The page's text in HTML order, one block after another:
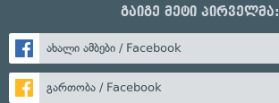
გაიგე მეტი პირველმა:
ახალი ამბები / Facebook
გართობა / Facebook